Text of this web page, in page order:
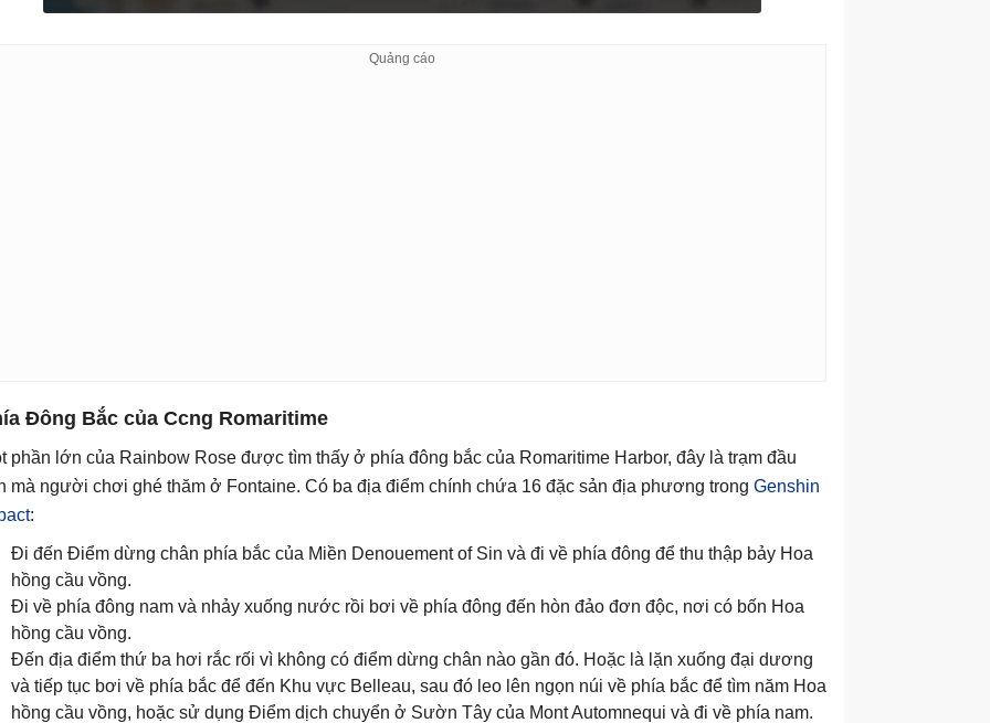
Đông Bắc của Ccng Romaritime
phần lớn của Rainbow Rose được tìm thấy ở phía đông bắc của Romaritime Harbor, đây là trạm đầu
mà người chơi ghé thăm ở Fontaine. Có ba địa điểm chính chứa 16 đặc sản địa phương trong Genshin
:
Đi đến Điểm dừng chân phía bắc của Miền Denouement of Sin và đi về phía đông để thu thập bảy Hoa
hồng cầu vồng.
Đi về phía đông nam và nhảy xuống nước rồi bơi về phía đông đến hòn đảo đơn độc, nơi có bốn Hoa
hồng cầu vồng.
Đến địa điểm thứ ba hơi rắc rối vì không có điểm dừng chân nào gần đó. Hoặc là lặn xuống đại dương
và tiếp tục bơi về phía bắc để đến Khu vực Belleau, sau đó leo lên ngọn núi về phía bắc để tìm năm Hoa
hồng cầu vồng, hoặc sử dụng Điểm dịch chuyển ở Sườn Tây của Mont Automnequi và đi về phía nam.